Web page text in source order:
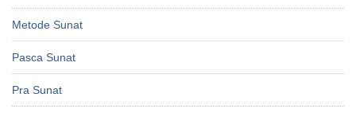
Metode Sunat
Pasca Sunat
Pra Sunat